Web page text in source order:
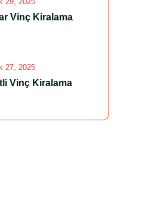
Vinç Kiralama
27, 2025
Vinç Kiralama